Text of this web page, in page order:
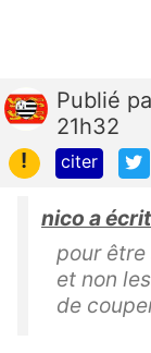
Publié
21h32
!
citer
nico a écrit
pour être
et non
de